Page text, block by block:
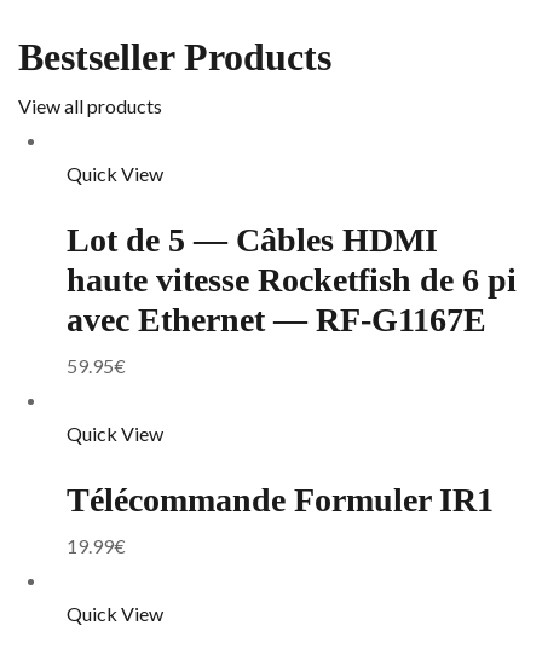
Bestseller Products
View all products
Quick View
Lot de 5 — Câbles HDMI
haute vitesse Rocketfish de 6 pi
avec Ethernet — RF-G1167E
59.95€
Quick View
Télécommande Formuler IR1
19.99€
Quick View